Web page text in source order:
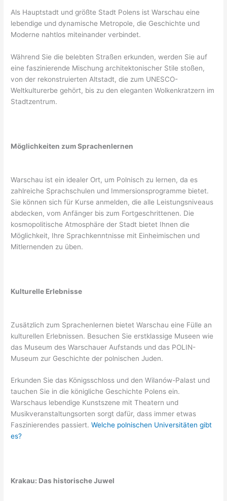
Als Hauptstadt und größte Stadt Polens ist Warschau eine
lebendige und dynamische Metropole, die Geschichte und
Moderne nahtlos miteinander verbindet.
Während Sie die belebten Straßen erkunden, werden Sie auf
eine faszinierende Mischung architektonischer Stile stoßen,
von der rekonstruierten Altstadt, die zum UNESCO-
Weltkulturerbe gehört, bis zu den eleganten Wolkenkratzern im
Stadtzentrum.
Möglichkeiten zum Sprachenlernen
Warschau ist ein idealer Ort, um Polnisch zu lernen, da es
zahlreiche Sprachschulen und Immersionsprogramme bietet.
Sie können sich für Kurse anmelden, die alle Leistungsniveaus
abdecken, vom Anfänger bis zum Fortgeschrittenen. Die
kosmopolitische Atmosphäre der Stadt bietet Ihnen die
Möglichkeit, Ihre Sprachkenntnisse mit Einheimischen und
Mitlernenden zu üben.
Kulturelle Erlebnisse
Zusätzlich zum Sprachenlernen bietet Warschau eine Fülle an
kulturellen Erlebnissen. Besuchen Sie erstklassige Museen wie
das Museum des Warschauer Aufstands und das POLIN-
Museum zur Geschichte der polnischen Juden.
Erkunden Sie das Königsschloss und den Wilanów-Palast und
tauchen Sie in die königliche Geschichte Polens ein.
Warschaus lebendige Kunstszene mit Theatern und
Musikveranstaltungsorten sorgt dafür, dass immer etwas
Faszinierendes passiert.Welche polnischen Universitäten gibt
es?
Krakau: Das historische Juwel